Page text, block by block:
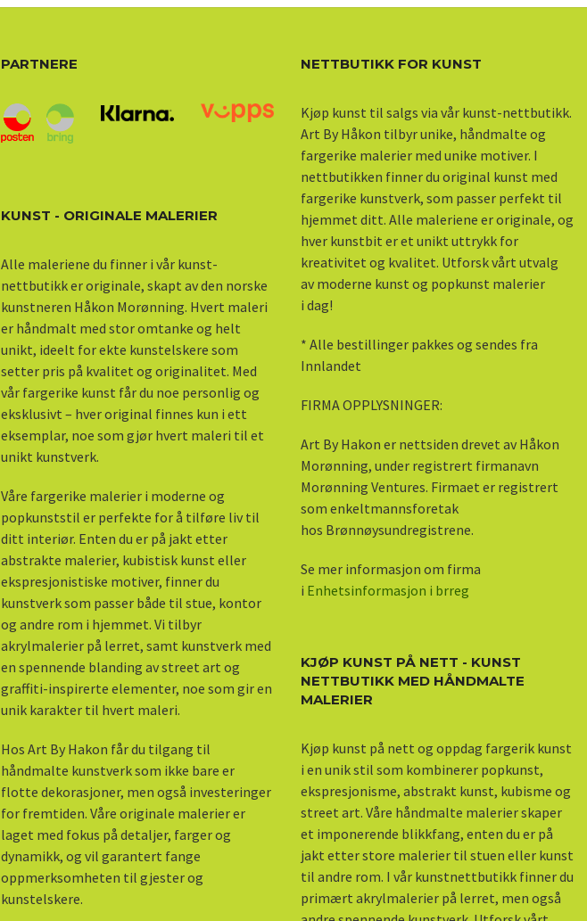
PARTNERE
KUNST - ORIGINALE MALERIER
Alle maleriene du finner i vår kunst-
nettbutikk er originale, skapt av den norske
kunstneren Håkon Morønning. Hvert maleri
er håndmalt med stor omtanke og helt
unikt, ideelt for ekte kunstelskere som
setter pris på kvalitet og originalitet. Med
vår fargerike kunst får du noe personlig og
eksklusivt – hver original finnes kun i ett
eksemplar, noe som gjør hvert maleri til et
unikt kunstverk.
Våre fargerike malerier i moderne og
popkunststil er perfekte for å tilføre liv til
ditt interiør. Enten du er på jakt etter
abstrakte malerier, kubistisk kunst eller
ekspresjonistiske motiver, finner du
kunstverk som passer både til stue, kontor
og andre rom i hjemmet. Vi tilbyr
akrylmalerier på lerret, samt kunstverk med
en spennende blanding av street art og
graffiti-inspirerte elementer, noe som gir en
unik karakter til hvert maleri.
Hos Art By Hakon får du tilgang til
håndmalte kunstverk som ikke bare er
flotte dekorasjoner, men også investeringer
for fremtiden. Våre originale malerier er
laget med fokus på detaljer, farger og
dynamikk, og vil garantert fange
oppmerksomheten til gjester og
kunstelskere.
NETTBUTIKK FOR KUNST
Kjøp kunst til salgs via vår kunst-nettbutikk.
Art By Håkon tilbyr unike, håndmalte og
fargerike malerier med unike motiver. I
nettbutikken finner du original kunst med
fargerike kunstverk, som passer perfekt til
hjemmet ditt. Alle maleriene er originale, og
hver kunstbit er et unikt uttrykk for
kreativitet og kvalitet. Utforsk vårt utvalg
av moderne kunst og popkunst malerier
i dag!
* Alle bestillinger pakkes og sendes fra
Innlandet
FIRMA OPPLYSNINGER:
Art By Hakon er nettsiden drevet av Håkon
Morønning, under registrert firmanavn
Morønning Ventures. Firmaet er registrert
som enkeltmannsforetak
hos Brønnøysundregistrene.
Se mer informasjon om firma
i Enhetsinformasjon i brreg
KJØP KUNST PÅ NETT - KUNST
NETTBUTIKK MED HÅNDMALTE
MALERIER
Kjøp kunst på nett og oppdag fargerik kunst
i en unik stil som kombinerer popkunst,
ekspresjonisme, abstrakt kunst, kubisme og
street art. Våre håndmalte malerier skaper
et imponerende blikkfang, enten du er på
jakt etter store malerier til stuen eller kunst
til andre rom. I vår kunstnettbutikk finner du
primært akrylmalerier på lerret, men også